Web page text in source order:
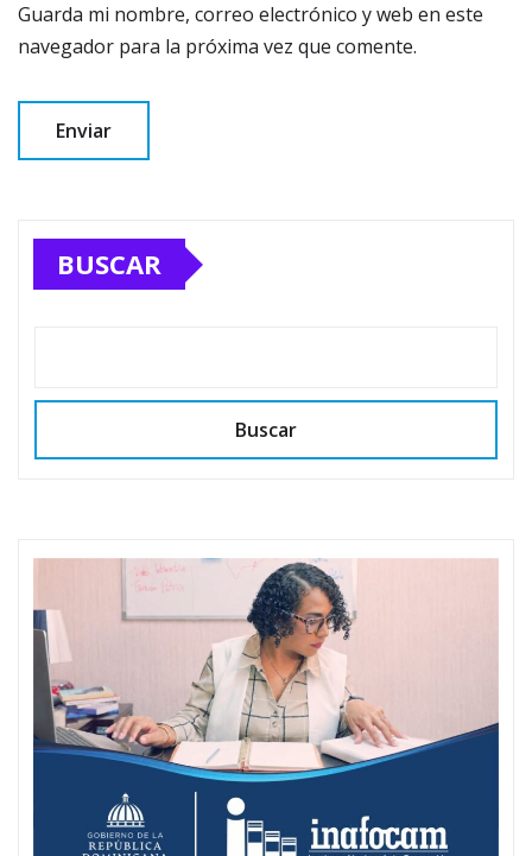
Guarda mi nombre, correo electrónico y web en este
navegador para la próxima vez que comente.
BUSCAR
Buscar